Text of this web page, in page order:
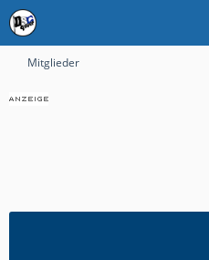
Mitglieder